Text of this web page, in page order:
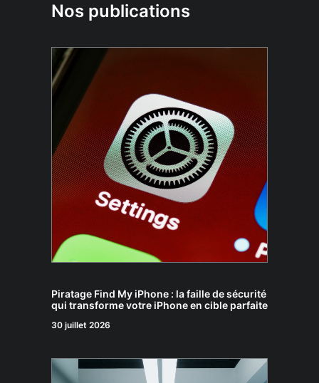
Nos publications
Piratage Find My iPhone : la faille de sécurité
qui transforme votre iPhone en cible parfaite
30 juillet 2026